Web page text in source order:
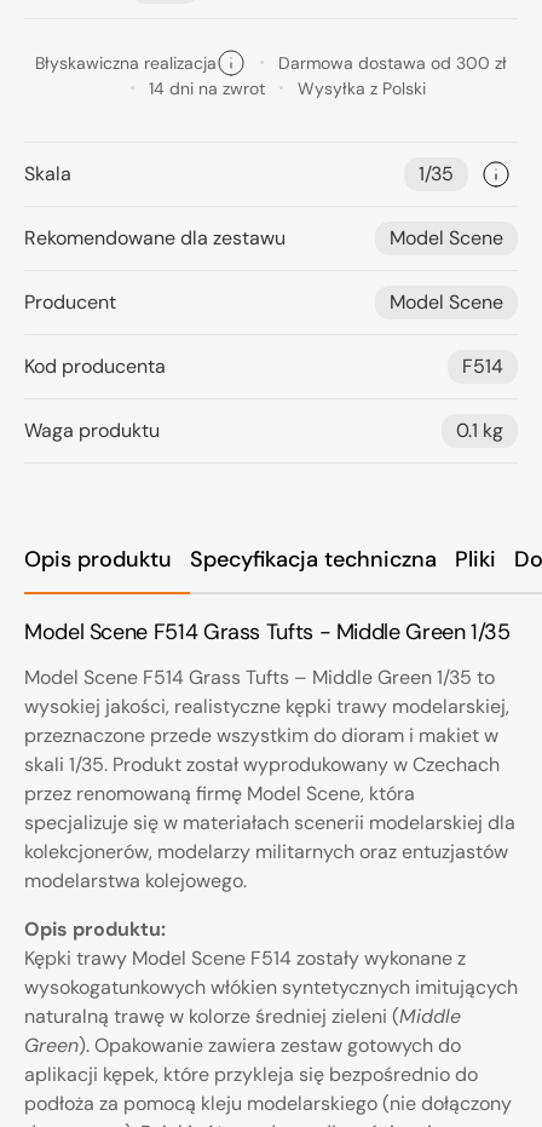
Opis produktu Specyfikacja techniczna Pliki
Model Scene F514 Grass Tufts - Middle Green 1/35
Model Scene F514 Grass Tufts – Middle Green 1/35 to
wysokiej jakości, realistyczne kępki trawy modelarskiej,
przeznaczone przede wszystkim do dioram i makiet w
skali 1/35. Produkt został wyprodukowany w Czechach
przez renomowaną firmę Model Scene, która
specjalizuje się w materiałach scenerii modelarskiej dla
kolekcjonerów, modelarzy militarnych oraz entuzjastów
modelarstwa kolejowego.
Opis produktu:
Kępki trawy Model Scene F514 zostały wykonane z
wysokogatunkowych włókien syntetycznych imitujących
naturalną trawę w kolorze średniej zieleni (Middle
Green). Opakowanie zawiera zestaw gotowych do
aplikacji kępek, które przykleja się bezpośrednio do
podłoża za pomocą kleju modelarskiego (nie dołączony
Błyskawiczna realizacja
Darmowa dostawa od 300 zł
14 dni na zwrot
Wysyłka z Polski
Skala 1/35
Rekomendowane dla zestawu Model Scene
Producent Model Scene
Kod producenta F514
Waga produktu 0.1 kg